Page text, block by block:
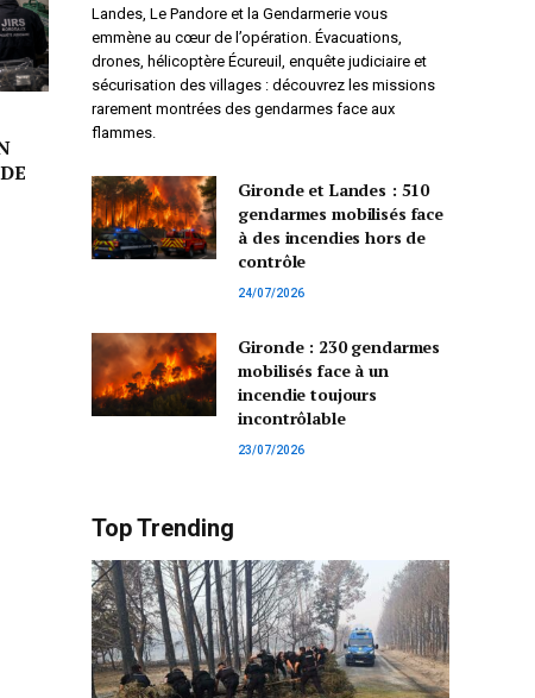
Landes, Le Pandore et la Gendarmerie vous
emmène au cœur de l’opération. Évacuations,
drones, hélicoptère Écureuil, enquête judiciaire et
sécurisation des villages : découvrez les missions
rarement montrées des gendarmes face aux
flammes.
Gironde et Landes : 510
gendarmes mobilisés face
à des incendies hors de
contrôle
24/07/2026
Gironde : 230 gendarmes
mobilisés face à un
incendie toujours
incontrôlable
23/07/2026
Top Trending